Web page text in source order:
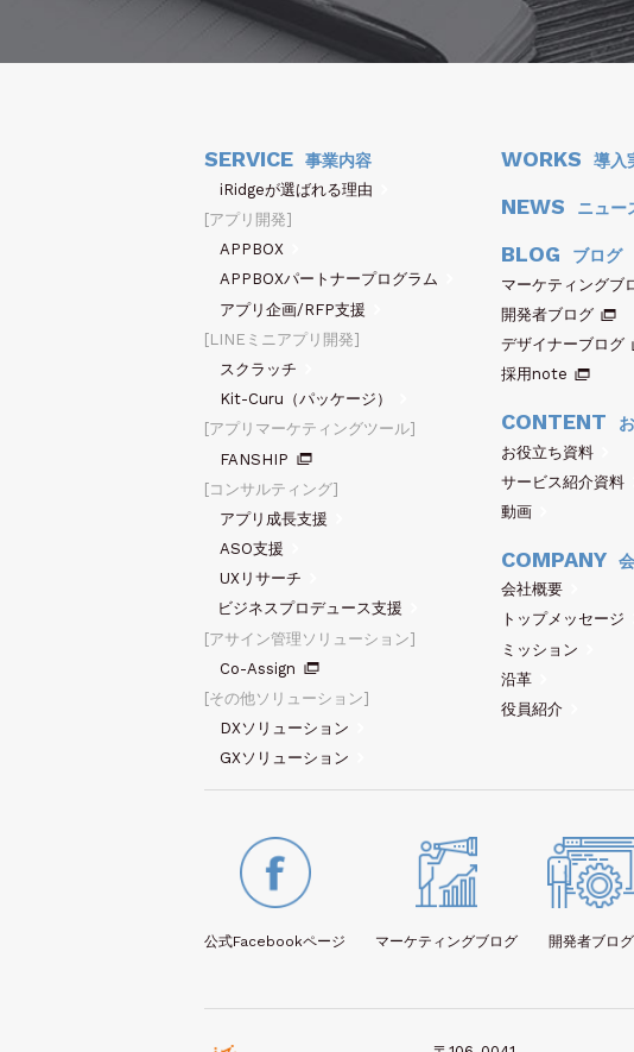
SERVICE 事業内容
iRidgeが選ばれる理由
アプリ開発
APPBOX
APPBOXパートナープログラム
アプリ企画/RFP支援
LINEミニアプリ開発
スクラッチ
Kit-Curu（パッケージ）
アプリマーケティングツール
FANSHIP
コンサルティング
アプリ成長支援
ASO支援
UXリサーチ
ビジネスプロデュース支援
アサイン管理ソリューション
Co-Assign
その他ソリューション
DXソリューション
GXソリューション
WORKS 導入
NEWS ニュー
BLOG ブログ
マーケティングブ
開発者ブログ
デザイナーブログ
採用note
CONTENT
お役立ち資料
サービス紹介資料
動画
COMPANY
会社概要
トップメッセージ
ミッション
沿革
役員紹介
公式Facebookページ マーケティングブログ 開発者ブログ